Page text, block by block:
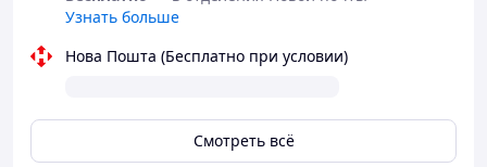
Телефонуйте +38 (067) 967 22 08
"Скарбниця-Карпат"?
Узнать больше
Нова Пошта (Бесплатно при условии)
Смотреть всё